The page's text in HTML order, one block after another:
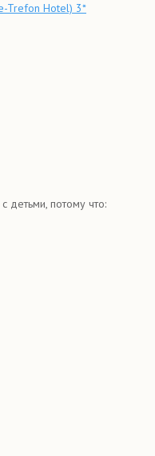
Trefon Hotel) 3*
детьми, потому что: